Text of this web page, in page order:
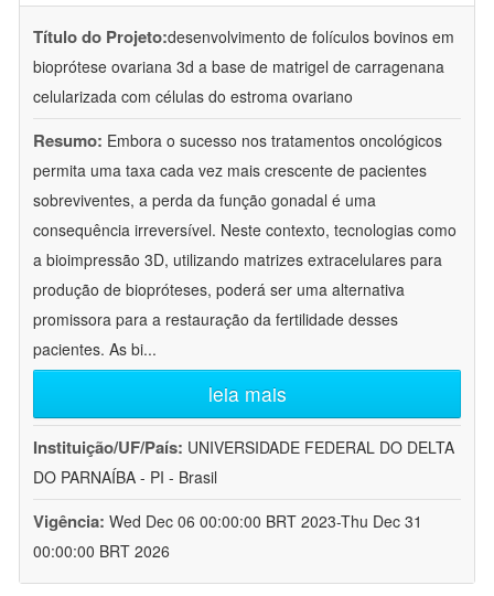
Título do Projeto:desenvolvimento de folículos bovinos em
bioprótese ovariana 3d a base de matrigel de carragenana
celularizada com células do estroma ovariano
Resumo: Embora o sucesso nos tratamentos oncológicos
permita uma taxa cada vez mais crescente de pacientes
sobreviventes, a perda da função gonadal é uma
consequência irreversível. Neste contexto, tecnologias como
a bioimpressão 3D, utilizando matrizes extracelulares para
produção de biopróteses, poderá ser uma alternativa
promissora para a restauração da fertilidade desses
pacientes. As bi...
leia mais
Instituição/UF/País: UNIVERSIDADE FEDERAL DO DELTA
DO PARNAÍBA - PI - Brasil
Vigência: Wed Dec 06 00:00:00 BRT 2023-Thu Dec 31
00:00:00 BRT 2026